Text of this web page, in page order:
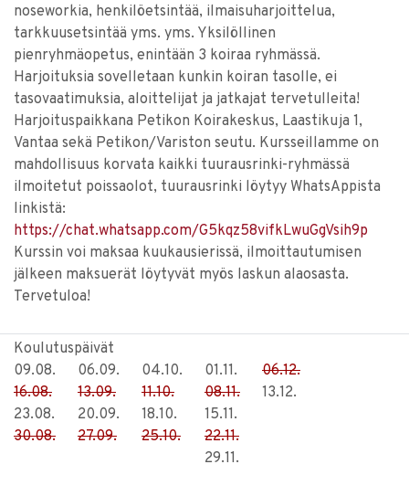
noseworkia, henkilöetsintää, ilmaisuharjoittelua,
tarkkuusetsintää yms. yms. Yksilöllinen
pienryhmäopetus, enintään 3 koiraa ryhmässä.
Harjoituksia sovelletaan kunkin koiran tasolle, ei
tasovaatimuksia, aloittelijat ja jatkajat tervetulleita!
Harjoituspaikkana Petikon Koirakeskus, Laastikuja 1,
Vantaa sekä Petikon/Variston seutu. Kursseillamme on
mahdollisuus korvata kaikki tuurausrinki-ryhmässä
ilmoitetut poissaolot, tuurausrinki löytyy WhatsAppista
linkistä:
https://chat.whatsapp.com/G5kqz58vifkLwuGgVsih9p
Kurssin voi maksaa kuukausierissä, ilmoittautumisen
jälkeen maksuerät löytyvät myös laskun alaosasta.
Tervetuloa!
Koulutuspäivät
09.08.
16.08.
23.08.
30.08.
06.09.
13.09.
20.09.
27.09.
04.10.
11.10.
18.10.
25.10.
01.11.
08.11.
15.11.
22.11.
29.11.
06.12.
13.12.